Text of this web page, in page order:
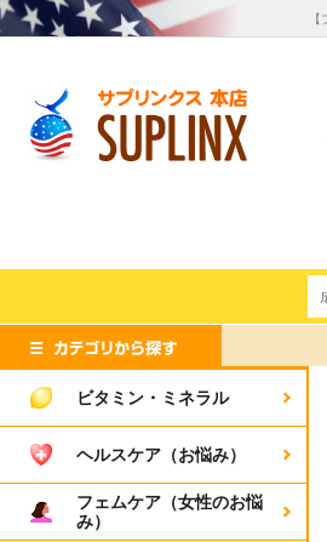
ビタミン・ミネラル
ヘルスケア（お悩み）
フェムケア（女性のお悩
み）